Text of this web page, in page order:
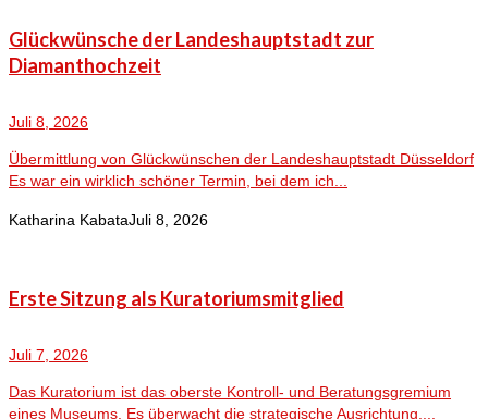
Glückwünsche der Landeshauptstadt zur
Diamanthochzeit
Juli 8, 2026
Übermittlung von Glückwünschen der Landeshauptstadt Düsseldorf
Es war ein wirklich schöner Termin, bei dem ich...
Katharina KabataJuli 8, 2026
Erste Sitzung als Kuratoriumsmitglied
Juli 7, 2026
Das Kuratorium ist das oberste Kontroll- und Beratungsgremium
eines Museums. Es überwacht die strategische Ausrichtung,...